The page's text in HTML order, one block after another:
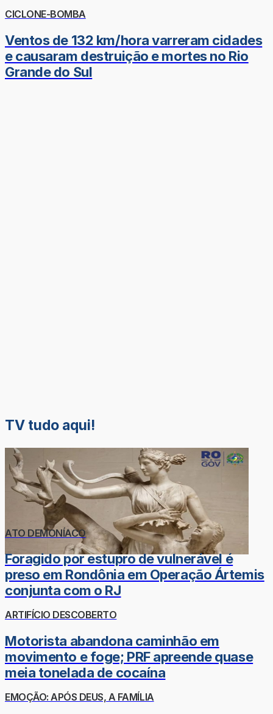
CICLONE-BOMBA
Ventos de 132 km/hora varreram cidades
e causaram destruição e mortes no Rio
Grande do Sul
TV tudo aqui!
ATO DEMONÍACO
Foragido por estupro de vulnerável é
preso em Rondônia em Operação Ártemis
conjunta com o RJ
ARTIFÍCIO DESCOBERTO
Motorista abandona caminhão em
movimento e foge; PRF apreende quase
meia tonelada de cocaína
EMOÇÃO: APÓS DEUS, A FAMÍLIA